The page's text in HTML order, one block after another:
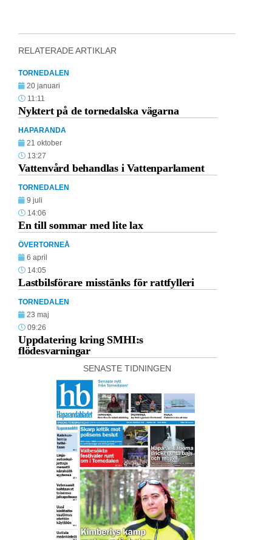
RELATERADE ARTIKLAR
TORNEDALEN
20 januari
11:11
Nyktert på de tornedalska vägarna
HAPARANDA
21 oktober
13:27
Vattenvård behandlas i Vattenparlament
TORNEDALEN
9 juli
14:06
En till sommar med lite lax
ÖVERTORNEÅ
6 april
14:05
Lastbilsförare misstänks för rattfylleri
TORNEDALEN
23 maj
09:26
Uppdatering kring SMHI:s
flödesvarningar
SENASTE TIDNINGEN